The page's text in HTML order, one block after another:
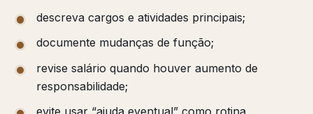
descreva cargos e atividades principais;
documente mudanças de função;
revise salário quando houver aumento de
responsabilidade;